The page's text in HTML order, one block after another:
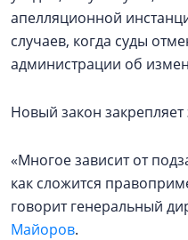
апелляционной
случаев, когда суды
администрации об
Новый закон закрепляет
«Многое зависит от
как сложится
говорит генеральный
Майоров.